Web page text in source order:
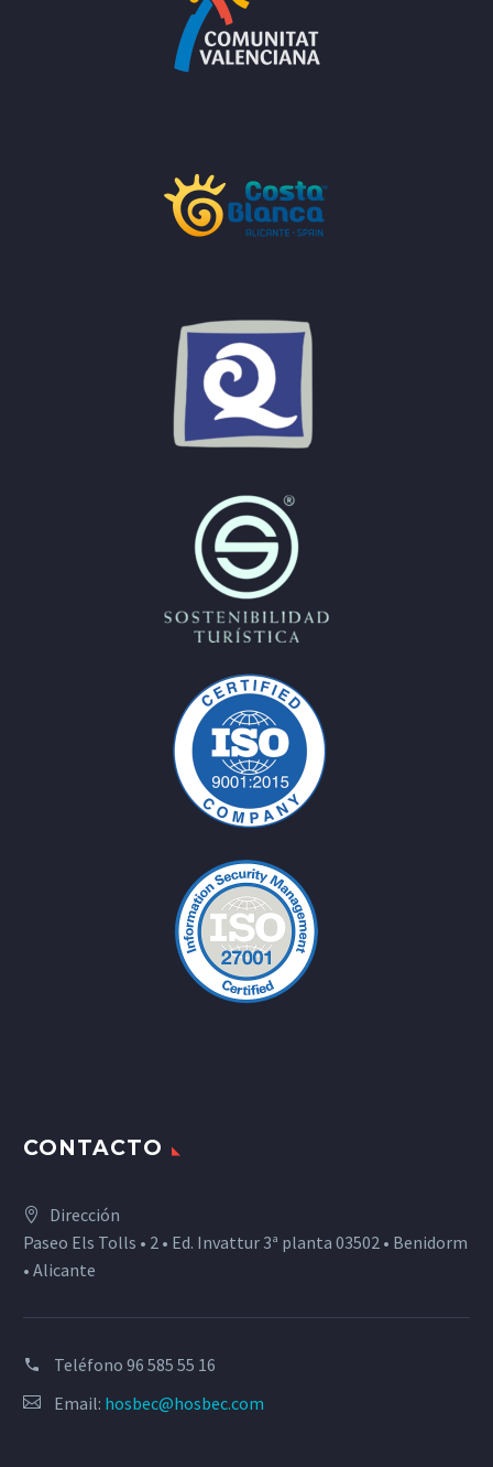
CONTACTO
Dirección
Paseo Els Tolls • 2 • Ed. Invattur 3ª planta 03502 • Benidorm
• Alicante
Teléfono 96 585 55 16
Email: hosbec@hosbec.com